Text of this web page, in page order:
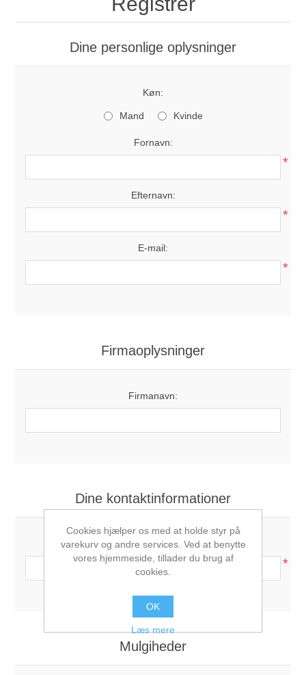
Dine personlige oplysninger
Køn:
Mand Kvinde
Fornavn:
*
Efternavn:
*
E-mail:
*
Firmaoplysninger
Firmanavn:
Dine kontaktinformationer
Telefon:
*
Mulgiheder
Cookies hjælper os med at holde styr på
varekurv og andre services. Ved at benytte
vores hjemmeside, tillader du brug af
cookies.
OK
Læs mere